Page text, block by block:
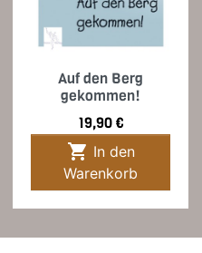
Auf den Berg
gekommen!
Preis
19,90 €

Warenkorb